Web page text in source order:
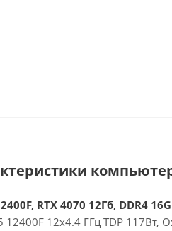
RTX 4070 12Гб, DDR4
12400F 12x4.4 ГГц TDP 117Вт,